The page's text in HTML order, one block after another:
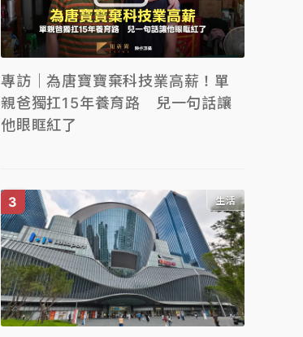
專訪｜為唐寶寶棄科技業高薪！單
親爸獨扛15年養育路 兒一句話讓
他眼眶紅了
生活